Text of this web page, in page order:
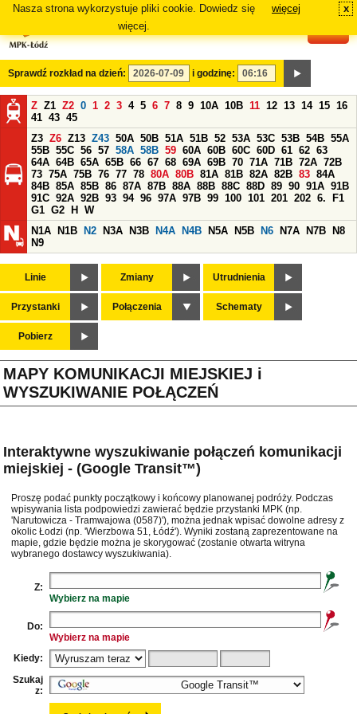
Nasza strona wykorzystuje pliki cookie. Dowiedz się
więcej.
więcej x
Sprawdź rozkład na dzień: i godzinę:
Z Z1 Z2 0 1 2 3 4 5 6 7 8 9 10A 10B 11 12 13 14 15 16
41 43 45
Z3 Z6 Z13 Z43 50A 50B 51A 51B 52 53A 53C 53B 54B 55A
55B 55C 56 57 58A 58B 59 60A 60B 60C 60D 61 62 63
64A 64B 65A 65B 66 67 68 69A 69B 70 71A 71B 72A 72B
73 75A 75B 76 77 78 80A 80B 81A 81B 82A 82B 83 84A
84B 85A 85B 86 87A 87B 88A 88B 88C 88D 89 90 91A 91B
91C 92A 92B 93 94 96 97A 97B 99 100 101 201 202 6.
F1
G1 G2 H
W
N1A
N1B N2 N3A N3B N4A N4B N5A N5B N6 N7A N7B
N8
N9
Linie Zmiany Utrudnienia
Przystanki Połączenia Schematy
Pobierz
MAPY KOMUNIKACJI MIEJSKIEJ i
WYSZUKIWANIE POŁĄCZEŃ
Interaktywne wyszukiwanie połączeń komunikacji
miejskiej - (Google Transit™)
Proszę podać punkty początkowy i końcowy planowanej podróży. Podczas
wpisywania lista podpowiedzi zawierać będzie przystanki MPK (np.
'Narutowicza - Tramwajowa (0587)'), można jednak wpisać dowolne adresy z
okolic Łodzi (np. 'Wierzbowa 51, Łódź'). Wyniki zostaną zaprezentowane na
mapie, gdzie będzie można je skorygować (zostanie otwarta witryna
wybranego dostawcy wyszukiwania).
Z:
Wybierz na mapie
Do:
Wybierz na mapie
Kiedy:
Szukaj
z: